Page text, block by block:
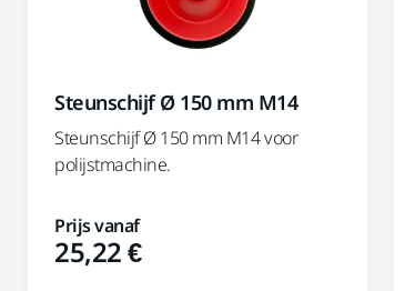
Steunschijf Ø 150 mm M14
Steunschijf Ø 150 mm M14 voor
polijstmachine.
Prijs vanaf
25,22 €